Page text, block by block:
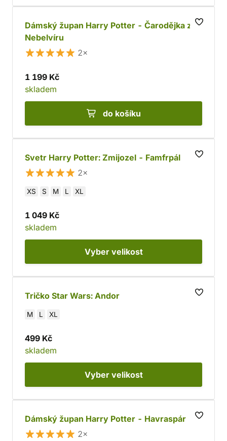
Dámský župan Harry Potter - Čarodějka z
Nebelvíru
2×
1 199 Kč
skladem
do košíku
Svetr Harry Potter: Zmijozel - Famfrpál
2×
XS S M L XL
1 049 Kč
skladem
Vyber velikost
Tričko Star Wars: Andor
M L XL
499 Kč
skladem
Vyber velikost
Dámský župan Harry Potter - Havraspár
2×